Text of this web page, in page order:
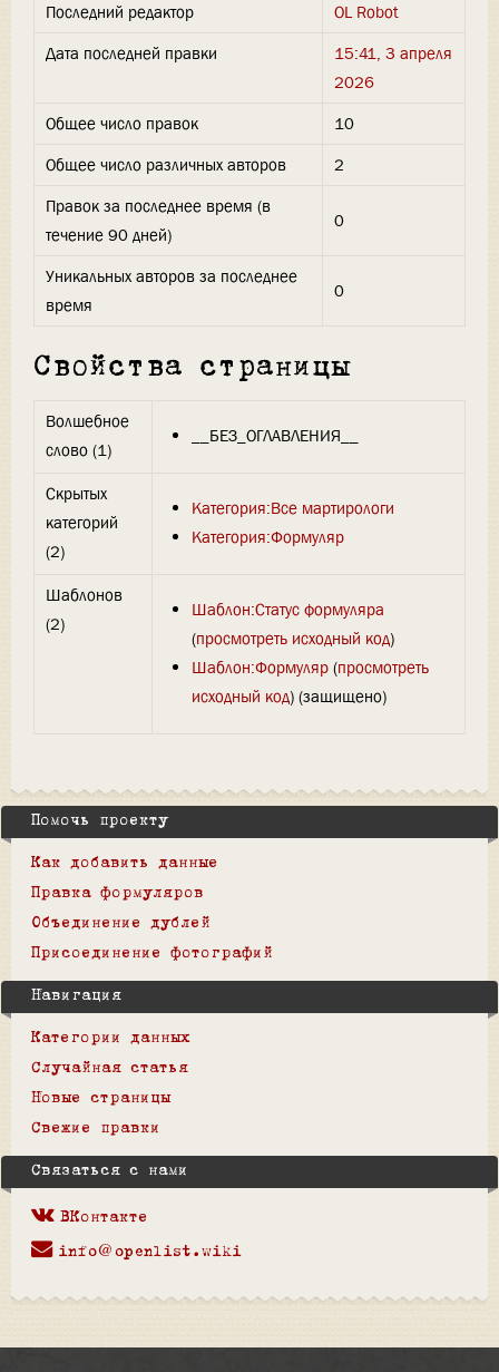
Последний редактор
OL Robot
Дата последней правки
15:41, 3 апреля
2026
Общее число правок
10
Общее число различных авторов
2
Правок за последнее время (в
течение 90 дней)
0
Уникальных авторов за последнее
время
0
Свойства страницы
Волшебное
слово (1)
__БЕЗ_ОГЛАВЛЕНИЯ__
Скрытых
категорий
(2)
Категория:Все мартирологи
Категория:Формуляр
Шаблонов
(2)
Шаблон:Статус формуляра
(просмотреть исходный код)
Шаблон:Формуляр(просмотреть
исходный код) (защищено)
Помочь проекту
Как добавить данные
Правка формуляров
Объединение дублей
Присоединение фотографий
Навигация
Категории данных
Случайная статья
Новые страницы
Свежие правки
Связаться с нами
ВКонтакте
info@openlist.wiki